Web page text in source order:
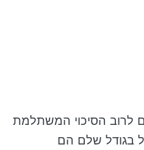
לרוב הסיכוי המשתלמת
בגודל שלם הם